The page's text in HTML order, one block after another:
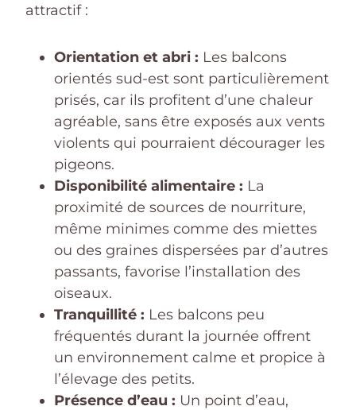
attractif :
Orientation et abri : Les balcons
orientés sud-est sont particulièrement
prisés, car ils profitent d’une chaleur
agréable, sans être exposés aux vents
violents qui pourraient décourager les
pigeons.
Disponibilité alimentaire : La
proximité de sources de nourriture,
même minimes comme des miettes
ou des graines dispersées par d’autres
passants, favorise l’installation des
oiseaux.
Tranquillité : Les balcons peu
fréquentés durant la journée offrent
un environnement calme et propice à
l’élevage des petits.
Présence d’eau : Un point d’eau,